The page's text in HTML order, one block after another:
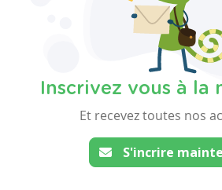
Inscrivez vous à la
Et recevez toutes nos
S'incrire